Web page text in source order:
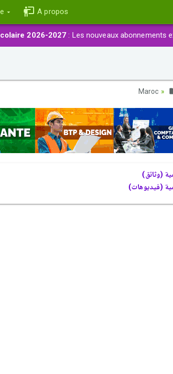
A propos
2026-2027 : Les nouveaux abonnements
(وثائق)
(فيديوهات)